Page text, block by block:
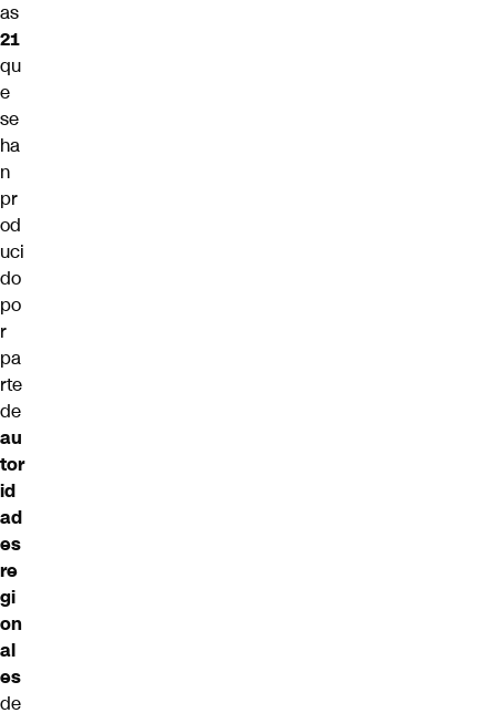
as
21
qu
e
se
ha
n
pr
od
uci
do
po
r
pa
rte
de
au
tor
id
ad
es
re
gi
on
al
es
de